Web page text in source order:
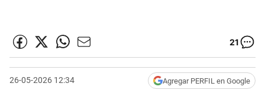
21
26-05-2026 12:34 Agregar PERFIL en Google